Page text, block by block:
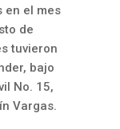
en el mes
de
tuvieron
bajo
No. 15,
Vargas.